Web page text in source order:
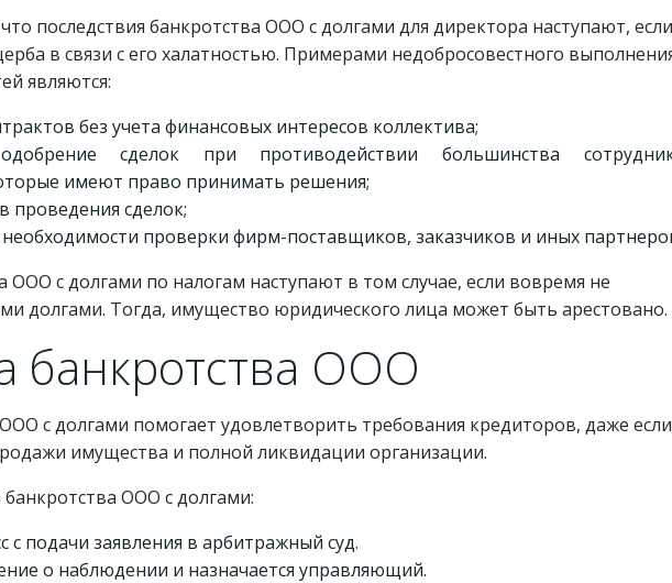
последствия банкротства ООО с долгами для директора наступают, если
в связи с его халатностью. Примерами недобросовестного
являются:
без учета финансовых интересов коллектива;
сделок при противодействии большинства
имеют право принимать решения;
проведения сделок;
проверки фирм-поставщиков, заказчиков и иных
ООО с долгами по налогам наступают в том случае, если вовремя не
долгами. Тогда, имущество юридического лица может быть арестовано.
банкротства ООО
с долгами помогает удовлетворить требования кредиторов, даже если
имущества и полной ликвидации организации.
ООО с долгами:
с подачи заявления в арбитражный суд.
о наблюдении и назначается управляющий.